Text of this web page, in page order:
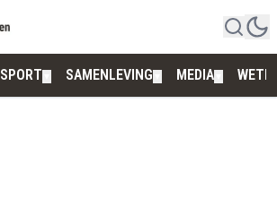
SPORT SAMENLEVING MEDIA